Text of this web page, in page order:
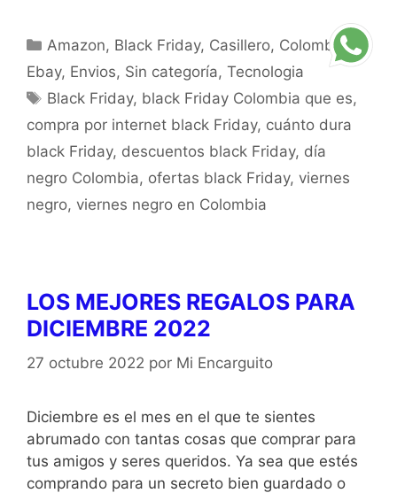
Amazon, Black Friday, Casillero, Colombia,
Ebay, Envios, Sin categoría, Tecnologia
Black Friday, black Friday Colombia que es,
compra por internet black Friday, cuánto dura
black Friday, descuentos black Friday, día
negro Colombia, ofertas black Friday, viernes
negro, viernes negro en Colombia
LOS MEJORES REGALOS PARA
DICIEMBRE 2022
27 octubre 2022 por Mi Encarguito
Diciembre es el mes en el que te sientes
abrumado con tantas cosas que comprar para
tus amigos y seres queridos. Ya sea que estés
comprando para un secreto bien guardado o